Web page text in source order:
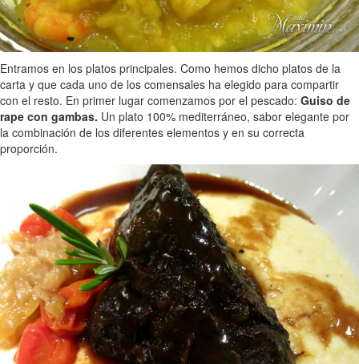
Entramos en los platos principales. Como hemos dicho platos de la
carta y que cada uno de los comensales ha elegido para compartir
con el resto. En primer lugar comenzamos por el pescado: Guiso de
rape con gambas. Un plato 100% mediterráneo, sabor elegante por
la combinación de los diferentes elementos y en su correcta
proporción.